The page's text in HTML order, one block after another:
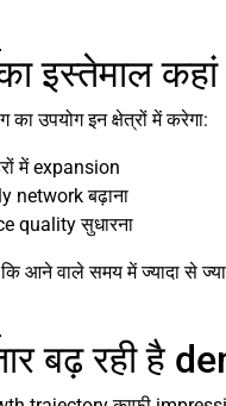
इस्तेमाल कहां
उपयोग इन क्षेत्रों में करेगा:
में expansion
network बढ़ाना
quality सुधारना
कि आने वाले समय में ज्यादा से
बढ़ रही है